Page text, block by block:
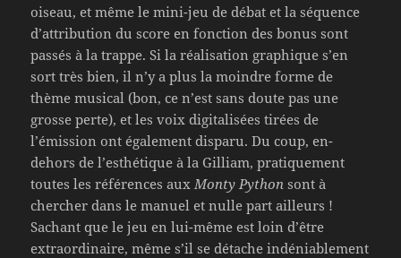
oiseau, et même le mini-jeu de débat et la séquence
d’attribution du score en fonction des bonus sont
passés à la trappe. Si la réalisation graphique s’en
sort très bien, il n’y a plus la moindre forme de
thème musical (bon, ce n’est sans doute pas une
grosse perte), et les voix digitalisées tirées de
l’émission ont également disparu. Du coup, en-
dehors de l’esthétique à la Gilliam, pratiquement
toutes les références aux Monty Python sont à
chercher dans le manuel et nulle part ailleurs !
Sachant que le jeu en lui-même est loin d’être
extraordinaire, même s’il se détache indéniablement